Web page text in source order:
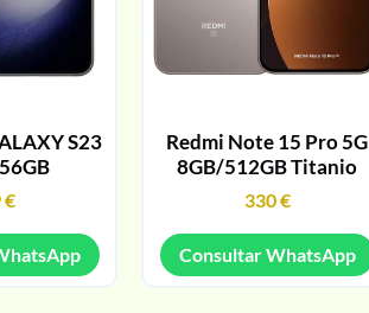
S23
€
Redmi Note 15 Pro 5G
8GB/512GB Titanio
330€
Consultar WhatsApp